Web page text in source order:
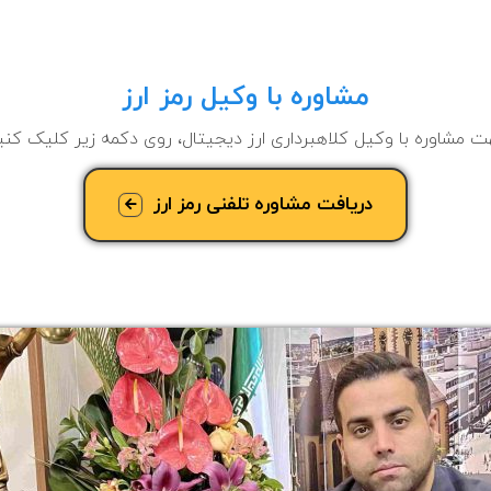
مشاوره با وکیل رمز ارز
مشاوره با وکیل کلاهبرداری ارز دیجیتال، روی دکمه زیر کلیک
دریافت مشاوره تلفنی رمز ارز